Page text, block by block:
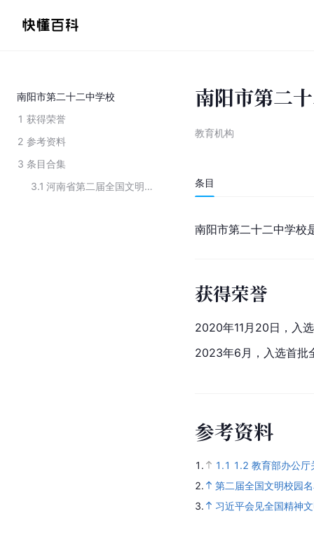
南阳市第二十二中学校
1 获得荣誉
2 参考资料
3 条目合集
3.1
河南省第二届全国文明校园
南阳市第二
教育机构
条目
南阳市第二十二中学校
获得荣誉
2020年11月20日，入
2023年6月，入选首批
参考资料
1. 1.1 1.2 教育部办公厅
2.
第二届全国文明校园
3.
习近平会见全国精神